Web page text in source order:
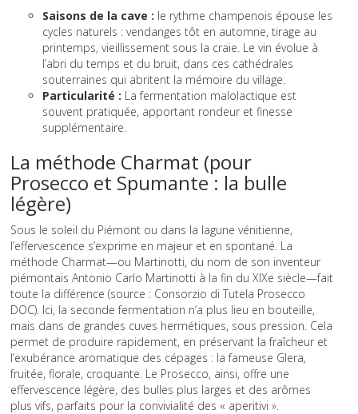
Saisons de la cave : le rythme champenois épouse les
cycles naturels : vendanges tôt en automne, tirage au
printemps, vieillissement sous la craie. Le vin évolue à
l’abri du temps et du bruit, dans ces cathédrales
souterraines qui abritent la mémoire du village.
Particularité : La fermentation malolactique est
souvent pratiquée, apportant rondeur et finesse
supplémentaire.
La méthode Charmat (pour
Prosecco et Spumante : la bulle
légère)
Sous le soleil du Piémont ou dans la lagune vénitienne,
l’effervescence s’exprime en majeur et en spontané. La
méthode Charmat—ou Martinotti, du nom de son inventeur
piémontais Antonio Carlo Martinotti à la fin du XIXe siècle—fait
toute la différence (source : Consorzio di Tutela Prosecco
DOC). Ici, la seconde fermentation n’a plus lieu en bouteille,
mais dans de grandes cuves hermétiques, sous pression. Cela
permet de produire rapidement, en préservant la fraîcheur et
l’exubérance aromatique des cépages : la fameuse Glera,
fruitée, florale, croquante. Le Prosecco, ainsi, offre une
effervescence légère, des bulles plus larges et des arômes
plus vifs, parfaits pour la convivialité des « aperitivi ».